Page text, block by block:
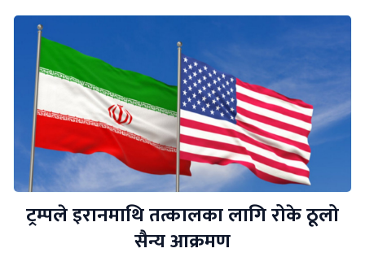
ट्रम्पले इरानमाथि तत्कालका लागि रोके ठूलो
सैन्य आक्रमण